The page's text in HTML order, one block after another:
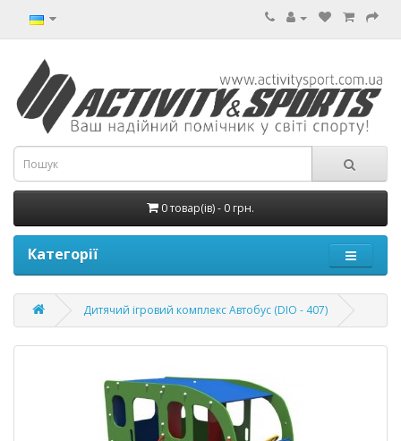
0 товар(ів) - 0 грн.
Категорії
Дитячий ігровий комплекс Автобус (DIO - 407)